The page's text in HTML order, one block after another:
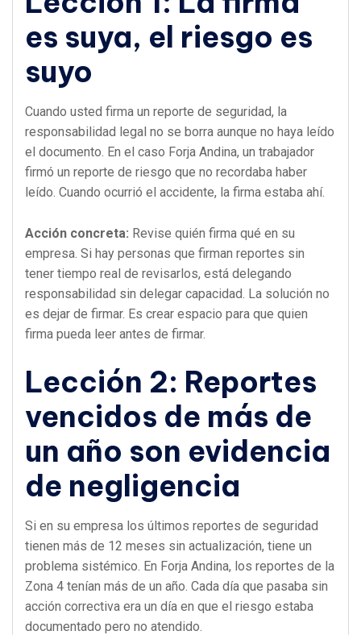
es suya, el riesgo es
suyo
Cuando usted firma un reporte de seguridad, la
responsabilidad legal no se borra aunque no haya leído
el documento. En el caso Forja Andina, un trabajador
firmó un reporte de riesgo que no recordaba haber
leído. Cuando ocurrió el accidente, la firma estaba ahí.
Acción concreta: Revise quién firma qué en su
empresa. Si hay personas que firman reportes sin
tener tiempo real de revisarlos, está delegando
responsabilidad sin delegar capacidad. La solución no
es dejar de firmar. Es crear espacio para que quien
firma pueda leer antes de firmar.
Lección 2: Reportes
vencidos de más de
un año son evidencia
de negligencia
Si en su empresa los últimos reportes de seguridad
tienen más de 12 meses sin actualización, tiene un
problema sistémico. En Forja Andina, los reportes de la
Zona 4 tenían más de un año. Cada día que pasaba sin
acción correctiva era un día en que el riesgo estaba
documentado pero no atendido.